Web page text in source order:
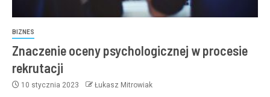
BIZNES
Znaczenie oceny psychologicznej w procesie
rekrutacji
10 stycznia 2023 Łukasz Mitrowiak